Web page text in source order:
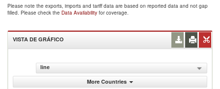
Please note the exports, imports and tariff data are based on reported data and not gap
filled. Please check the Data Availability for coverage.
VISTA DE GRÁFICO
line
More Countries